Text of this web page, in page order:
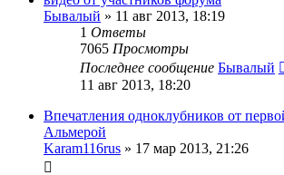
Бывалый » 11 авг 2013, 18:19
1 Ответы
7065 Просмотры
Последнее сообщение Бывалый
11 авг 2013, 18:20
Впечатления одноклубников от
Альмерой
Karam116rus » 17 мар 2013, 21:26